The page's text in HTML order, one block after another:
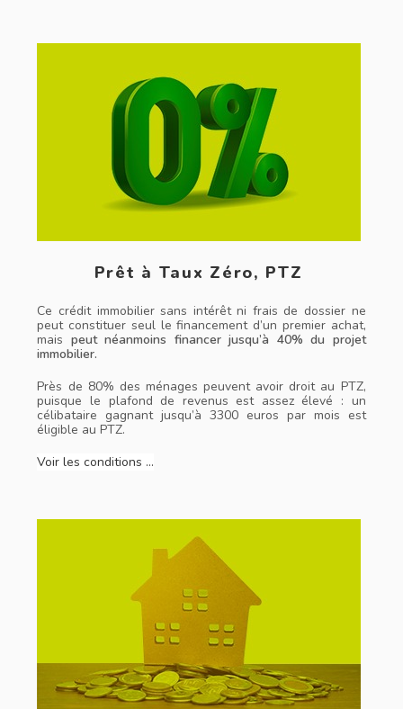
Prêt à Taux Zéro, PTZ
Ce crédit immobilier sans intérêt ni frais de dossier ne
peut constituer seul le financement d’un premier achat,
mais peut néanmoins financer jusqu’à 40% du projet
immobilier.
Près de 80% des ménages peuvent avoir droit au PTZ,
puisque le plafond de revenus est assez élevé : un
célibataire gagnant jusqu’à 3300 euros par mois est
éligible au PTZ.
Voir les conditions …